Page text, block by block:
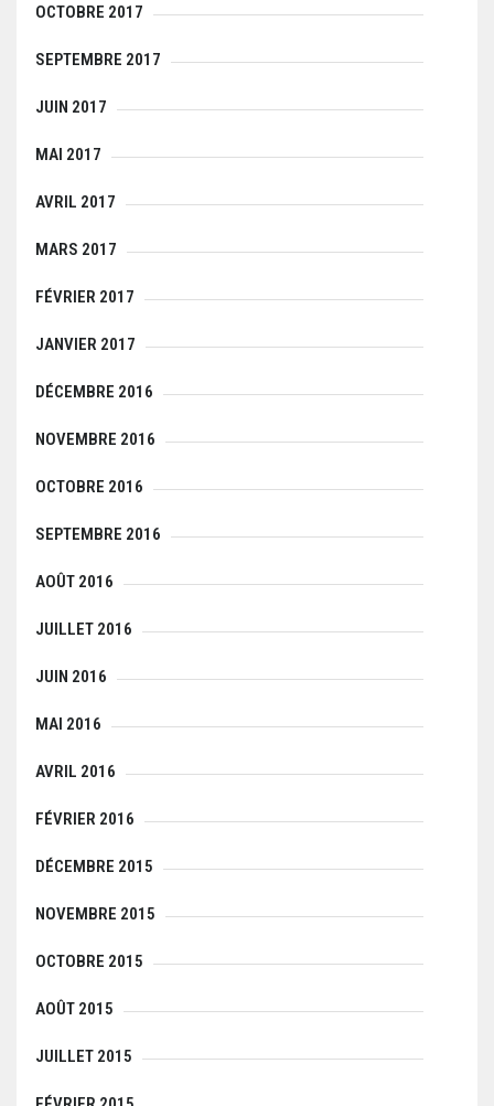
OCTOBRE 2017
SEPTEMBRE 2017
JUIN 2017
MAI 2017
AVRIL 2017
MARS 2017
FÉVRIER 2017
JANVIER 2017
DÉCEMBRE 2016
NOVEMBRE 2016
OCTOBRE 2016
SEPTEMBRE 2016
AOÛT 2016
JUILLET 2016
JUIN 2016
MAI 2016
AVRIL 2016
FÉVRIER 2016
DÉCEMBRE 2015
NOVEMBRE 2015
OCTOBRE 2015
AOÛT 2015
JUILLET 2015